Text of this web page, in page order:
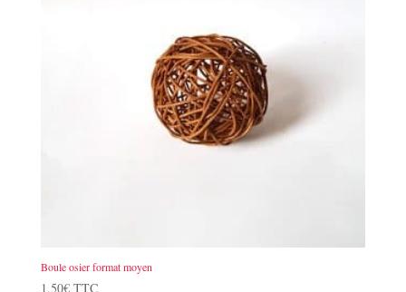
Boule osier format moyen
1.50€ TTC